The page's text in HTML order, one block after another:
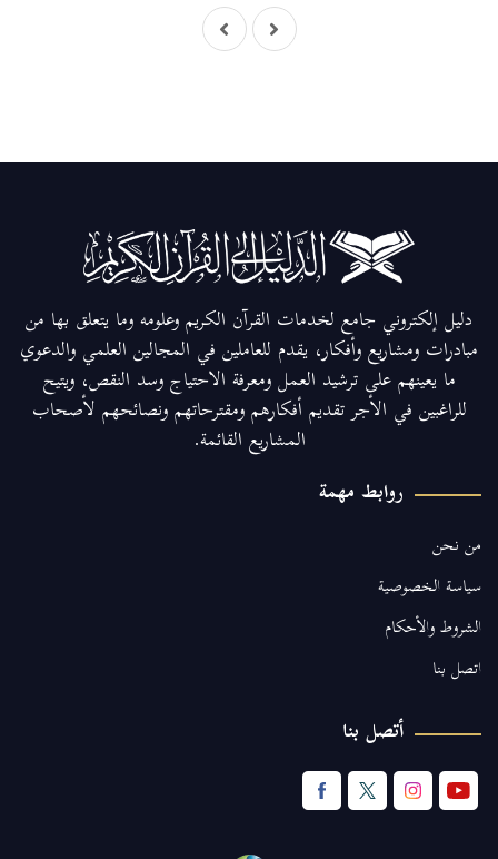
دليل إلكتروني جامع لخدمات القرآن الكريم وعلومه وما يتعلق بها من
مبادرات ومشاريع وأفكار، يقدم للعاملين في المجالين العلمي والدعوي
ما يعينهم على ترشيد العمل ومعرفة الاحتياج وسد النقص، ويتيح
للراغبين في الأجر تقديم أفكارهم ومقترحاتهم ونصائحهم لأصحاب
المشاريع القائمة.
روابط مهمة
من نحن
سياسة الخصوصية
الشروط والأحكام
اتصل بنا
أتصل بنا